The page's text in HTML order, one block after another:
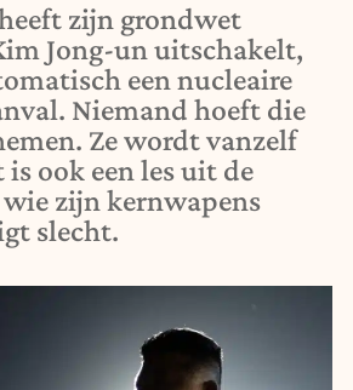
zijn grondwet
Jong-un uitschakelt,
een nucleaire
Niemand hoeft die
Ze wordt vanzelf
is ook een les uit de
wie zijn kernwapens
slecht.